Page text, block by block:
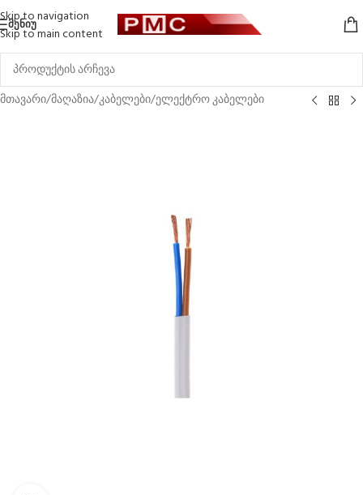
Skip to navigation
Skip to main content
ᲛᲔᲜᲘᲣ
მთავარი/მაღაზია/კაბელები/ელექტრო კაბელები